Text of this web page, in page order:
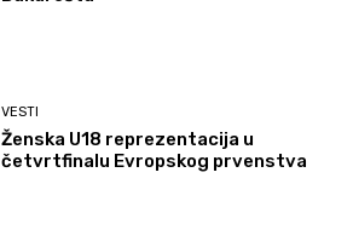
VESTI
Ženska U18 reprezentacija u
četvrtfinalu Evropskog prvenstva